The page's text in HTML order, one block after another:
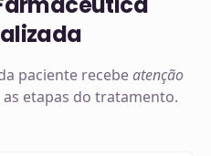
paciente recebeatenção
etapas do tratamento.